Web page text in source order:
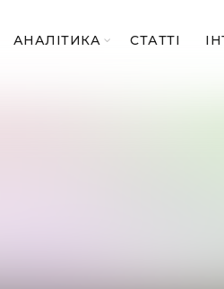
АНАЛІТИКА СТАТТІ